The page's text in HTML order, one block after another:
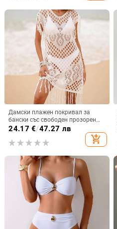
Дамски плажен покривал за
бански със свободен прозорен
дизайн и пискюли - имитирана
памучна тъкан, полиестрова
подплата, тегло 151 г
24.17 €/47.27 лв
add_shopping_cart